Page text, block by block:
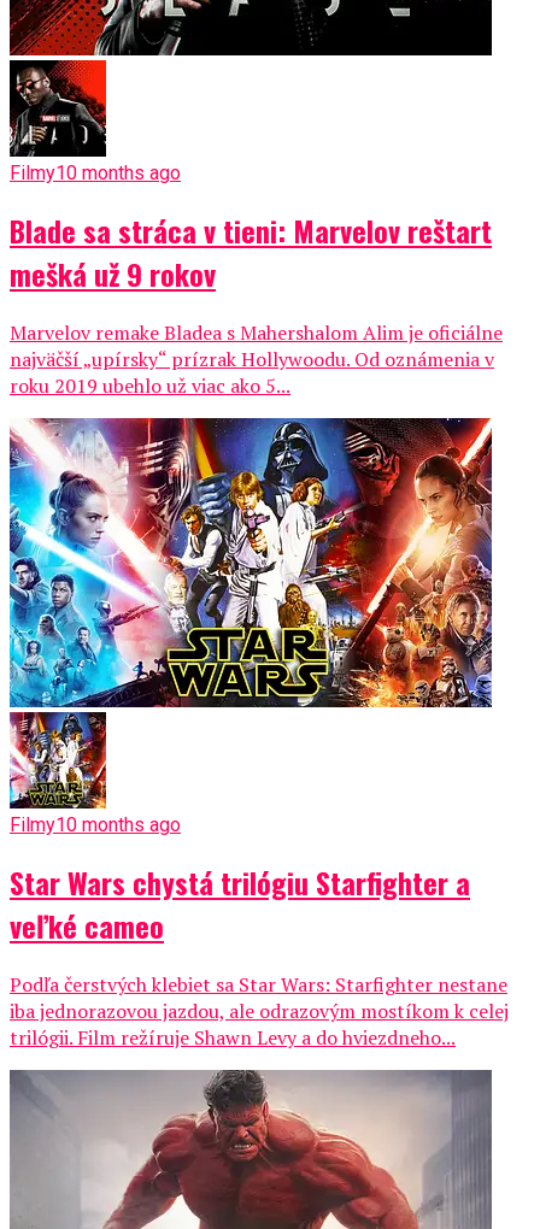
Filmy10 months ago
Blade sa stráca v tieni: Marvelov reštart
mešká už 9 rokov
Marvelov remake Bladea s Mahershalom Alim je oficiálne
najväčší „upírsky“ prízrak Hollywoodu. Od oznámenia v
roku 2019 ubehlo už viac ako 5...
Filmy10 months ago
Star Wars chystá trilógiu Starfighter a
veľké cameo
Podľa čerstvých klebiet sa Star Wars: Starfighter nestane
iba jednorazovou jazdou, ale odrazovým mostíkom k celej
trilógii. Film režíruje Shawn Levy a do hviezdneho...